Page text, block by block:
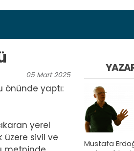
05 Mart 2025
önünde yaptı:
yerel
üzere sivil ve
Mustafa